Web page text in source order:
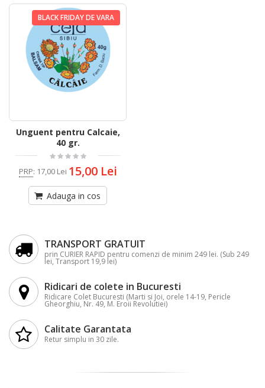
BLACK FRIDAY DE VARA
Unguent pentru Calcaie,
40 gr.
PRP: 17,00 Lei 15,00 Lei
Adauga in cos
TRANSPORT GRATUIT
prin CURIER RAPID pentru comenzi de minim 249 lei. (Sub 249
lei, Transport 19,9 lei)
Ridicari de colete in Bucuresti
Ridicare Colet Bucuresti (Marti si Joi, orele 14-19, Pericle
Gheorghiu, Nr. 49, M. Eroii Revolutiei)
Calitate Garantata
Retur simplu in 30 zile.